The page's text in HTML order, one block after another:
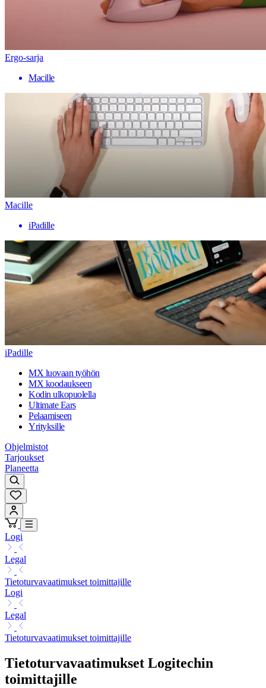
Ergo-sarja
Macille
Macille
iPadille
iPadille
MX luovaan työhön
MX koodaukseen
Kodin ulkopuolella
Ultimate Ears
Pelaamiseen
Yrityksille
Ohjelmistot
Tarjoukset
Planeetta
Logi
Legal
Tietoturvavaatimukset toimittajille
Logi
Legal
Tietoturvavaatimukset toimittajille
Tietoturvavaatimukset Logitechin
toimittajille